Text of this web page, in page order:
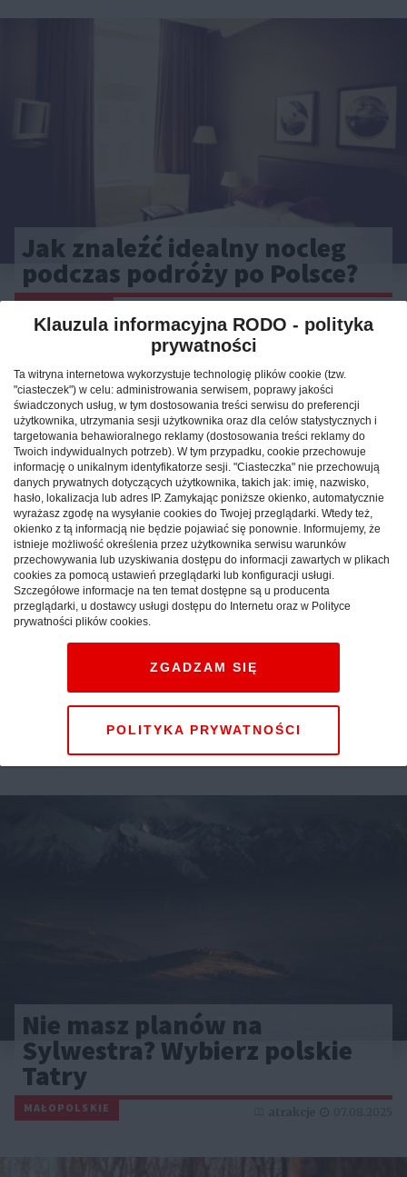
Jak znaleźć idealny nocleg
podczas podróży po Polsce?
CAŁA POLSKA
Weekend w górach: sprawdź,
jak maksymalnie
wykorzystać krótki pobyt
pod Tatrami
CAŁA POLSKA atrakcje 27.12.2025
Nie masz planów na
Sylwestra? Wybierz polskie
Tatry
MAŁOPOLSKIE
Klauzula informacyjna RODO - polityka
prywatności
Ta witryna internetowa wykorzystuje technologię plików cookie (tzw.
"ciasteczek") w celu: administrowania serwisem, poprawy jakości
świadczonych usług, w tym dostosowania treści serwisu do preferencji
użytkownika, utrzymania sesji użytkownika oraz dla celów statystycznych i
targetowania behawioralnego reklamy (dostosowania treści reklamy do
Twoich indywidualnych potrzeb). W tym przypadku, cookie przechowuje
informację o unikalnym identyfikatorze sesji. "Ciasteczka" nie przechowują
danych prywatnych dotyczących użytkownika, takich jak: imię, nazwisko,
hasło, lokalizacja lub adres IP. Zamykając poniższe okienko, automatycznie
wyrażasz zgodę na wysyłanie cookies do Twojej przeglądarki. Wtedy też,
okienko z tą informacją nie będzie pojawiać się ponownie. Informujemy, że
istnieje możliwość określenia przez użytkownika serwisu warunków
przechowywania lub uzyskiwania dostępu do informacji zawartych w plikach
cookies za pomocą ustawień przeglądarki lub konfiguracji usługi.
Szczegółowe informacje na ten temat dostępne są u producenta
przeglądarki, u dostawcy usługi dostępu do Internetu oraz w Polityce
prywatności plików cookies.
POLITYKA PRYWATNOŚCI
ZGADZAM SIĘ